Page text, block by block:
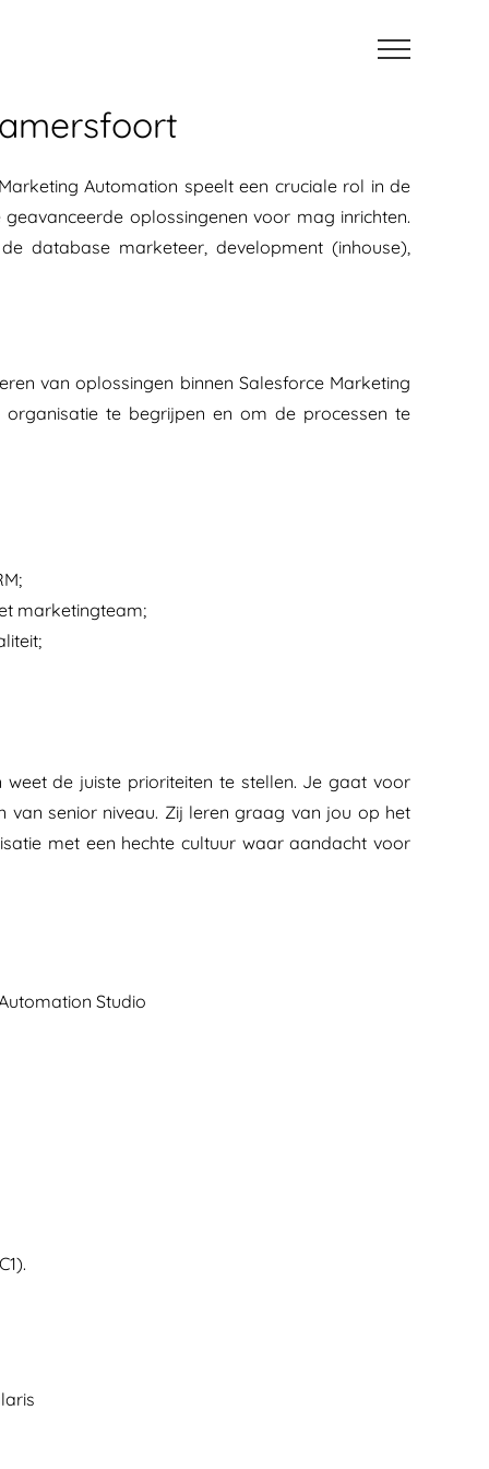
Automation speelt een cruciale rol in de
oplossingenen voor mag inrichten.
database marketeer, development (inhouse),
van oplossingen binnen Salesforce Marketing
te begrijpen en om de processen te
marketingteam;
de juiste prioriteiten te stellen. Je gaat voor
senior niveau. Zij leren graag van jou op het
met een hechte cultuur waar aandacht voor
Studio